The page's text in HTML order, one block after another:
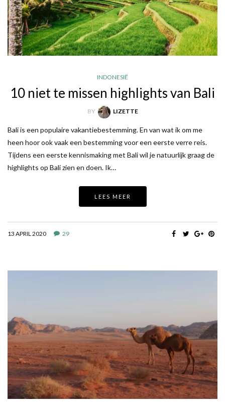
INDONESIË
10 niet te missen highlights van Bali
BY LIZETTE
Bali is een populaire vakantiebestemming. En van wat ik om me
heen hoor ook vaak een bestemming voor een eerste verre reis.
Tijdens een eerste kennismaking met Bali wil je natuurlijk graag de
highlights op Bali zien en doen. Ik…
LEES MEER
13 APRIL 2020 29